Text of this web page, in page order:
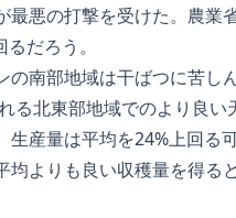
悪の打撃を受けた。農業
だろう。
南部地域は干ばつに苦しん
る北東部地域でのより良
産量は平均を24%上回る可
よりも良い収穫量を得る